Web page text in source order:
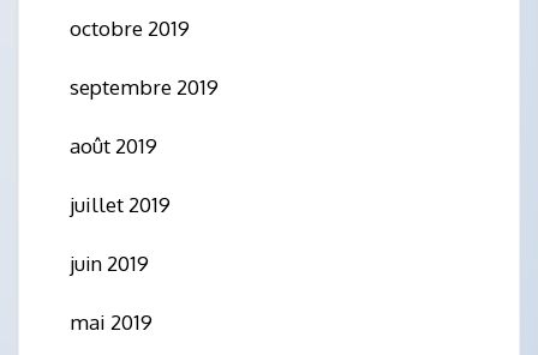
octobre 2019
septembre 2019
août 2019
juillet 2019
juin 2019
mai 2019